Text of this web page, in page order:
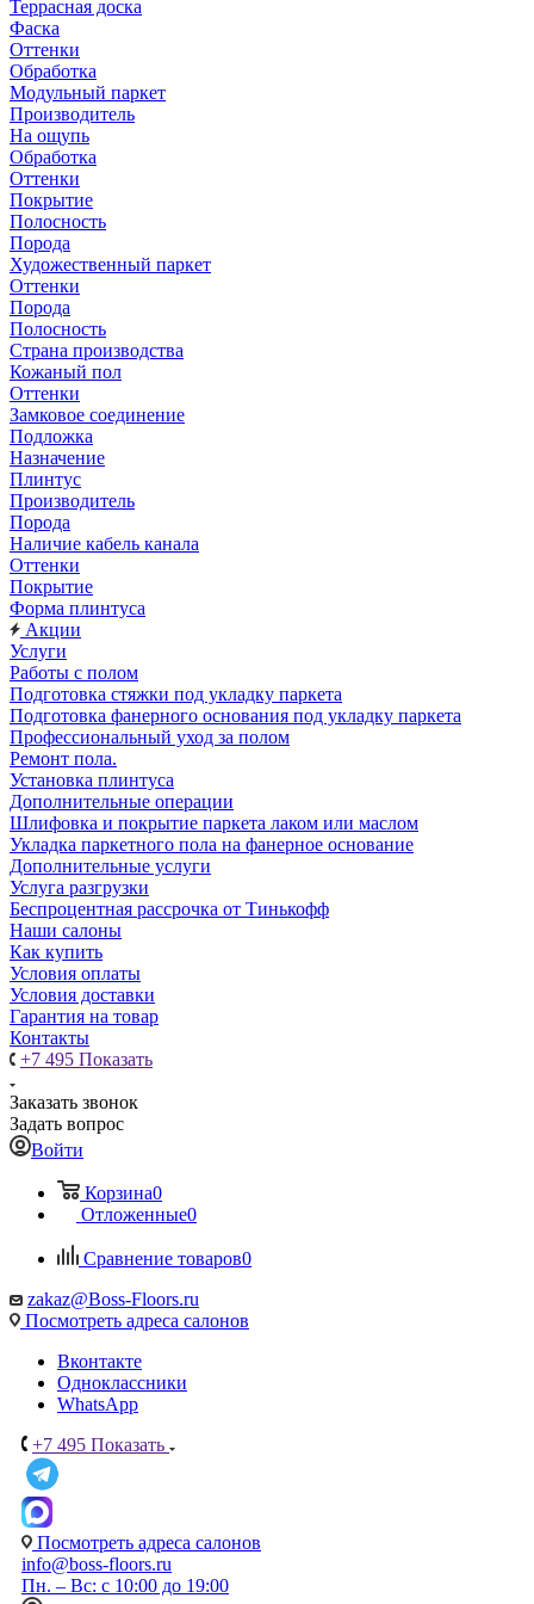
Террасная доска
Фаска
Оттенки
Обработка
Модульный паркет
Производитель
На ощупь
Обработка
Оттенки
Покрытие
Полосность
Порода
Художественный паркет
Оттенки
Порода
Полосность
Страна производства
Кожаный пол
Оттенки
Замковое соединение
Подложка
Назначение
Плинтус
Производитель
Порода
Наличие кабель канала
Оттенки
Покрытие
Форма плинтуса
Акции
Услуги
Работы с полом
Подготовка стяжки под укладку паркета
Подготовка фанерного основания под укладку паркета
Профессиональный уход за полом
Ремонт пола.
Установка плинтуса
Дополнительные операции
Шлифовка и покрытие паркета лаком или маслом
Укладка паркетного пола на фанерное основание
Дополнительные услуги
Услуга разгрузки
Беспроцентная рассрочка от Тинькофф
Наши салоны
Как купить
Условия оплаты
Условия доставки
Гарантия на товар
Контакты
+7 495 Показать
Заказать звонок
Задать вопрос
Войти
Корзина0
Отложенные0
Сравнение товаров0
zakaz@Boss-Floors.ru
Посмотреть адреса салонов
Вконтакте
Одноклассники
WhatsApp
+7 495 Показать
Посмотреть адреса салонов
info@boss-floors.ru
Пн. – Вс: с 10:00 до 19:00